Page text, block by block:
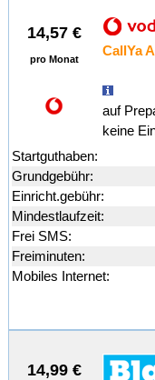
14,57 €
pro Monat
CallYa
auf
keine
Startguthaben:
Grundgebühr:
Einricht.gebühr:
Mindestlaufzeit:
Frei SMS:
Freiminuten:
Mobiles Internet:
14,99 €